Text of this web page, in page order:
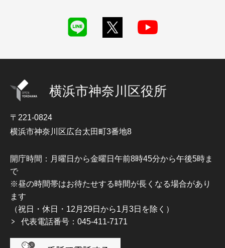
横浜市神奈川区役所
〒221-0824
横浜市神奈川区広台太田町3番地8
開庁時間：月曜日から金曜日午前8時45分から午後5時ま
で
※昼の時間帯はお待たせする時間が長くなる場合があり
ます
（祝日・休日・12月29日から1月3日を除く）
代表電話番号：045-411-7171